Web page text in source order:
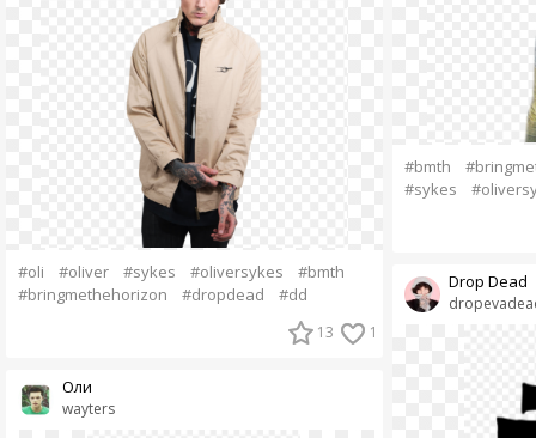
#oli #oliver #sykes #oliversykes
#bmth
#bringmethehorizon
#dropdead #dd
13 1
wayters
Оли
#bmth
#sykes
Drop Dead